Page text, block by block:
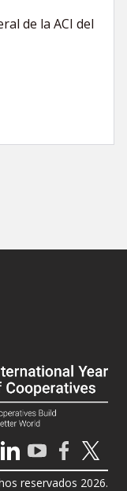
de la ACI del
reservados 2026.